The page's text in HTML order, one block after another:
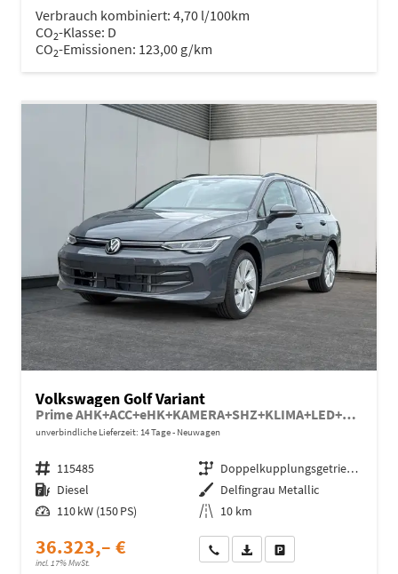
Verbrauch kombiniert: 4,70 l/100km
CO2-Klasse: D
CO2-Emissionen: 123,00 g/km
Volkswagen Golf Variant
Prime AHK+ACC+eHK+KAMERA+SHZ+KLIMA+LED+17" ALU
unverbindliche Lieferzeit: 14 Tage Neuwagen
Fahrzeugnr. 115485 Getriebe
Doppelkupplungsgetriebe (DSG)
Kraftstoff Diesel Außenfarbe Delfingrau Metallic
Leistung 110 kW (150 PS) Kilometerstand 10 km
36.323,– €
incl. 17% MwSt.
Wir rufen Sie anFahrzeugexposé (PDF)